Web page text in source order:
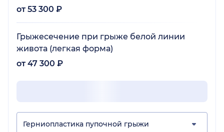
от 53 300 ₽
Грыжесечение при грыже белой линии
живота (легкая форма)
от 47 300 ₽
Герниопластика пупочной грыжи